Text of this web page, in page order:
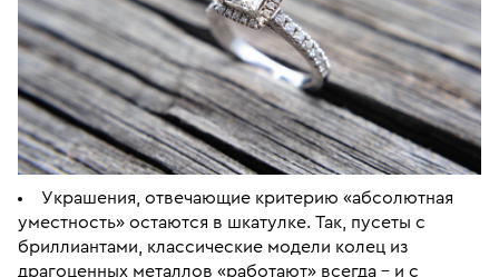
Украшения, отвечающие критерию «абсолютная
уместность» остаются в шкатулке. Так, пусеты с
бриллиантами, классические модели колец из
драгоценных металлов «работают» всегда – и с